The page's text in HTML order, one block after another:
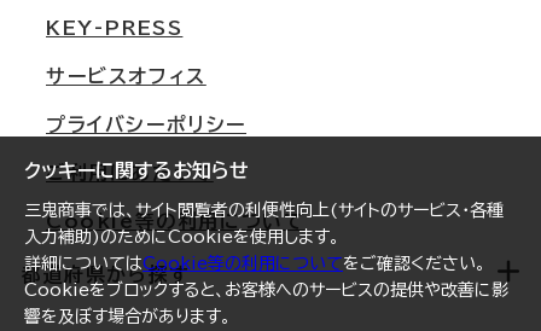
クッキーに関するお知らせ
三鬼商事では、サイト閲覧者の利便性向上(サイトのサービス・各種
入力補助)のためにCookieを使用します。
詳細についてはCookie等の利用についてをご確認ください。
Cookieをブロックすると、お客様へのサービスの提供や改善に影
響を及ぼす場合があります。
大阪
名古屋
札幌
仙台
横浜
福岡
オフィスリポート
KEY-PRESS
サービスオフィス
プライバシーポリシー
ご利用にあたって
Cookie等の利用について
都道府県から探す